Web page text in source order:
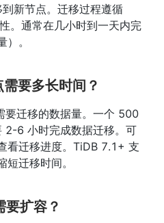
新节点。迁移过程遵循
。通常在几小时到一天内完
。
要多长时间？
要迁移的数据量。一个 500
2-6 小时完成数据迁移。可
看迁移进度。TiDB 7.1+ 支
迁移时间。
扩容？